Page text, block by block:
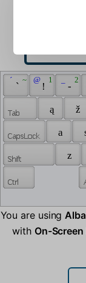
`
~
´
!
1
@
-
2
ą ž
a
z
You are using
with On-